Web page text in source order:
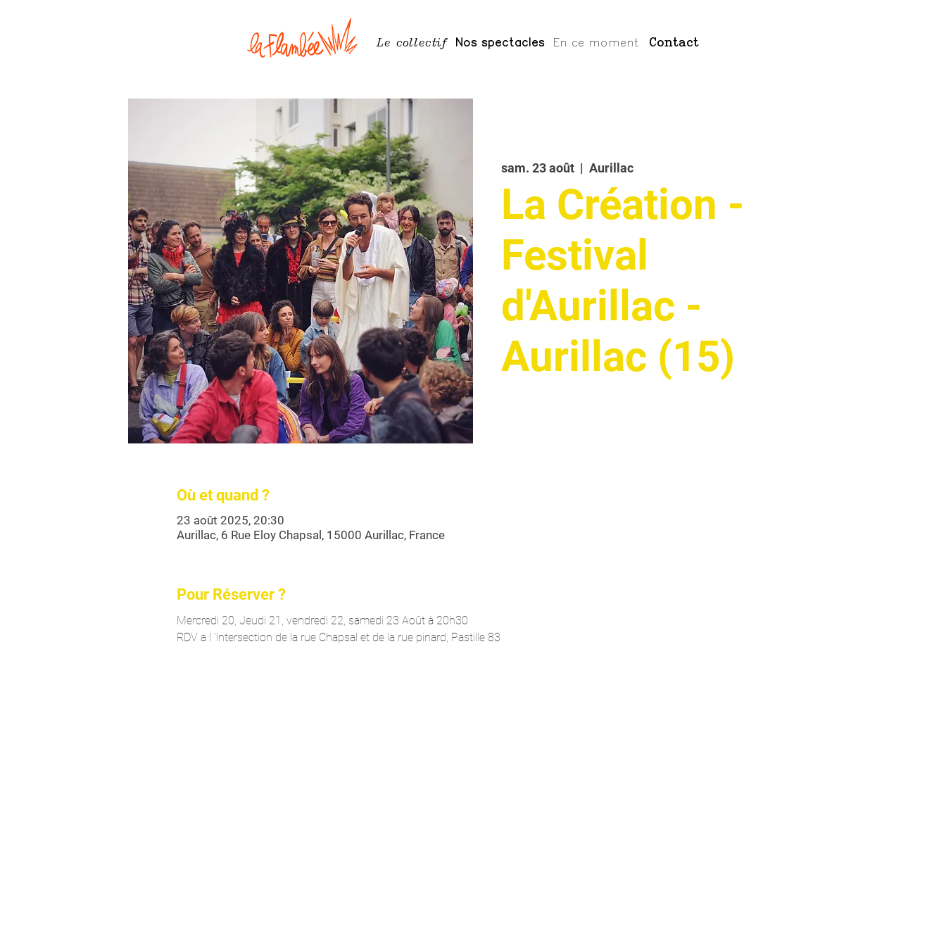
Nos spectacles En ce moment Contact
sam. 23 août
  |
Aurillac
La Création -
Festival
d'Aurillac -
Aurillac (15)
Où et quand ?
23 août 2025, 20:30
Aurillac, 6 Rue Eloy Chapsal, 15000 Aurillac, France
Pour Réserver ?
Mercredi 20, Jeudi 21, vendredi 22, samedi 23 Août à 20h30
RDV a l 'intersection de la rue Chapsal et de la rue pinard, Pastille 83
Le collectif